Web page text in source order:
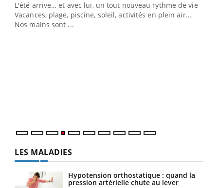
L'été arrive… et avec lui, un tout nouveau rythme de vie !
Vacances, plage, piscine, soleil, activités en plein air…
Nos mains sont ...
LES MALADIES
Hypotension orthostatique : quand la
pression artérielle chute au lever